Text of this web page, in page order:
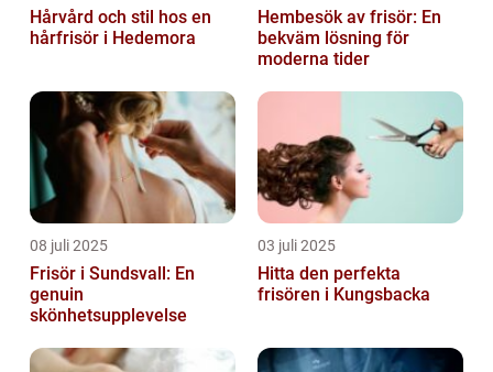
Hårvård och stil hos en
hårfrisör i Hedemora
Hembesök av frisör: En
bekväm lösning för
moderna tider
08 juli 2025
Frisör i Sundsvall: En
genuin
skönhetsupplevelse
03 juli 2025
Hitta den perfekta
frisören i Kungsbacka